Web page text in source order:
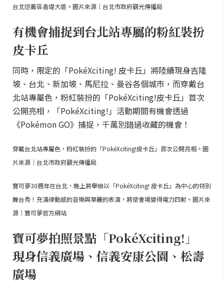
台北信義區香堤大道。圖片來源｜台北市政府觀光傳播局
有機會捕捉到台北站專屬的粉紅裝扮
皮卡丘
同時，限定的「PokéXciting! 皮卡丘」將陸續現身吉隆
坡、台北、新加坡、馬尼拉、曼谷各個城市，而穿戴台
北站專屬色，粉紅裝扮的「PokéXciting!皮卡丘」首次
公開亮相，「PokéXciting!」活動期間有機會透過
《Pokémon GO》捕捉，千萬別錯過收藏的機會！
穿戴台北站專屬色，粉紅裝扮的「PokéXciting!皮卡丘」首次公開亮相。圖
片來源｜台北市政府觀光傳播局
寶可夢30週年在台北，晚上將舉辦以「PokéXciting! 皮卡丘」為中心的特別
舞台秀！充滿律動感的音樂與華麗的表演，將使會場變得電力四射。圖片來
源｜寶可夢官方網站
寶可夢拍照景點「PokéXciting!」
現身信義廣場、信義安康公園、松壽
廣場